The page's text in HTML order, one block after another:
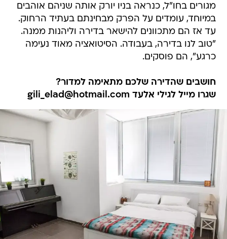
מגורים בחו"ל, כנראה בניו יורק אותה שניהם אוהבים
במיוחד, עומדים על הפרק מבחינתם בעתיד הרחוק.
עד אז הם מתכוונים להישאר בדירה וליהנות ממנה.
"טוב לנו בדירה, בעבודה. הסיטואציה מאוד נעימה
כרגע", הם פוסקים.
חושבים שהדירה שלכם מתאימה למדור?
שגרו מייל לגילי אלעד gili_elad@hotmail.com